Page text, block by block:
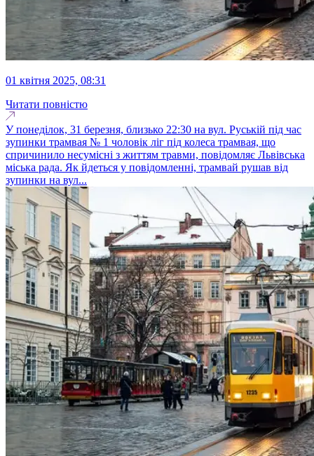
01 квітня 2025, 08:31
Читати повністю
У понеділок, 31 березня, близько 22:30 на вул. Руській під час
зупинки трамвая № 1 чоловік ліг під колеса трамвая, що
спричинило несумісні з життям травми, повідомляє Львівська
міська рада. Як йдеться у повідомленні, трамвай рушав від
зупинки на вул...